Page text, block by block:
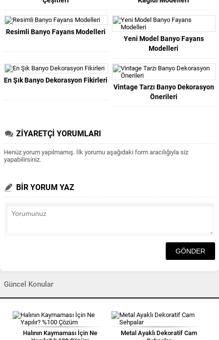
Resimli Banyo Fayans Modelleri
Yeni Model Banyo Fayans
Modelleri
En Şık Banyo Dekorasyon Fikirleri
Vintage Tarzı Banyo Dekorasyon
Önerileri
ZİYARETÇİ YORUMLARI
Henüz yorum yapılmamış. İlk yorumu aşağıdaki form aracılığıyla siz
yapabilirsiniz.
BİR YORUM YAZ
Güncel Konular
Halının Kaymaması İçin Ne
Metal Ayaklı Dekoratif Cam